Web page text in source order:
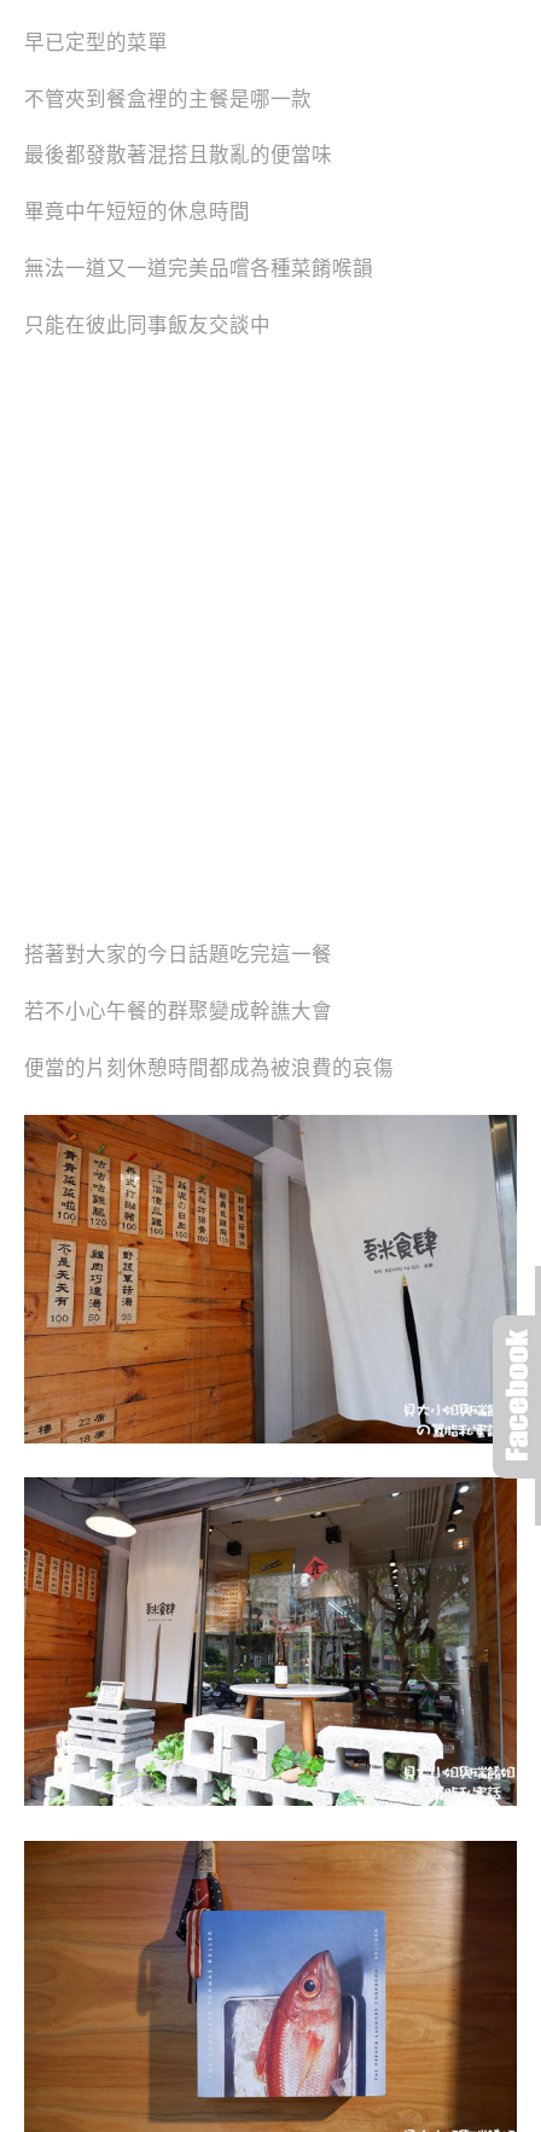
早已定型的菜單
不管夾到餐盒裡的主餐是哪一款
最後都發散著混搭且散亂的便當味
畢竟中午短短的休息時間
無法一道又一道完美品嚐各種菜餚喉韻
只能在彼此同事飯友交談中
搭著對大家的今日話題吃完這一餐
若不小心午餐的群聚變成幹譙大會
便當的片刻休憩時間都成為被浪費的哀傷